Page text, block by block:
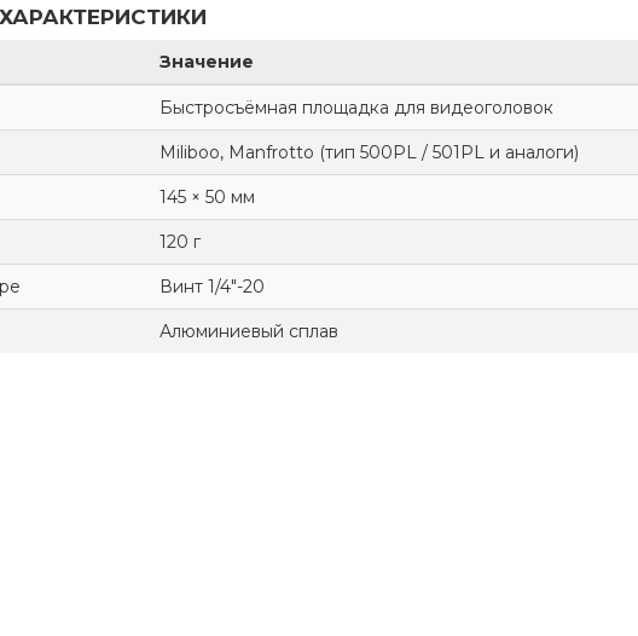
Значение
Быстросъёмная площадка для видеоголовок
Miliboo, Manfrotto (тип 500PL / 501PL и аналоги)
145 × 50 мм
120 г
Винт 1/4"-20
Алюминиевый сплав